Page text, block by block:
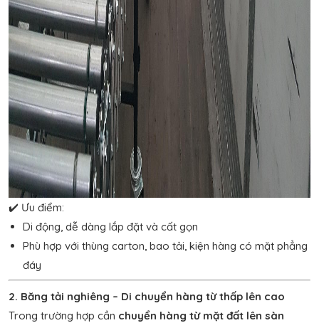
✔️ Ưu điểm:
Di động, dễ dàng lắp đặt và cất gọn
Phù hợp với thùng carton, bao tải, kiện hàng có mặt phẳng
đáy
2. Băng tải nghiêng – Di chuyển hàng từ thấp lên cao
Trong trường hợp cần chuyển hàng từ mặt đất lên sàn